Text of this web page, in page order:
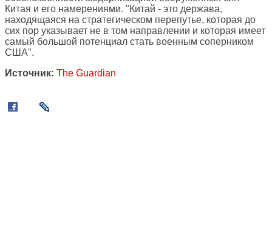
Китая и его намерениями. "Китай - это держава,
находящаяся на стратегическом перепутье, которая до
сих пор указывает не в том направлении и которая имеет
самый большой потенциал стать военным соперником
США".
Источник: The Guardian